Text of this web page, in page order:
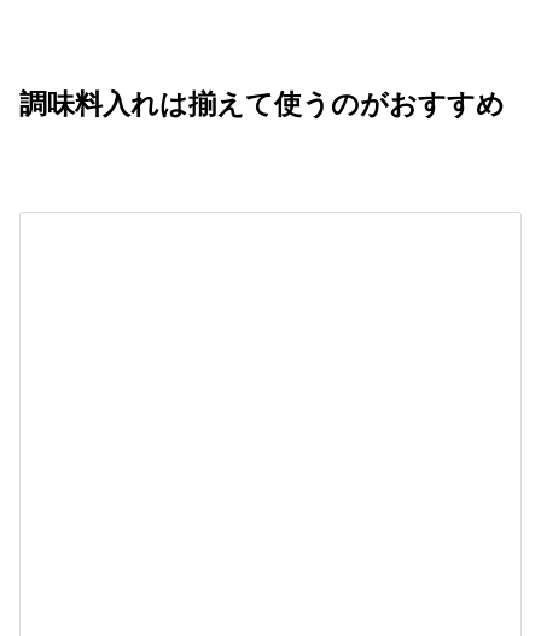
調味料入れは揃えて使うのがおすすめ